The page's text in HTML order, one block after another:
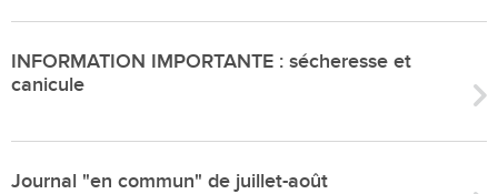
INFORMATION IMPORTANTE : sécheresse et
canicule
Journal "en commun" de juillet-août